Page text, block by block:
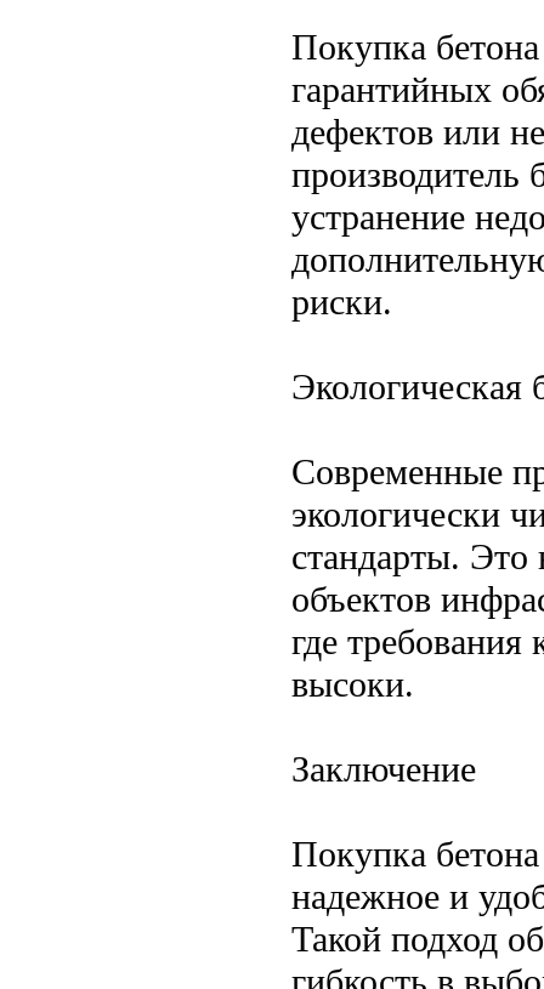
Покупка
гарантийных
дефектов или
производитель
устранение
риски.
Экологическая
Современные
экологически
стандарты. Это
объектов
где требования
высоки.
Заключение
Покупка
надежное и
Такой подход